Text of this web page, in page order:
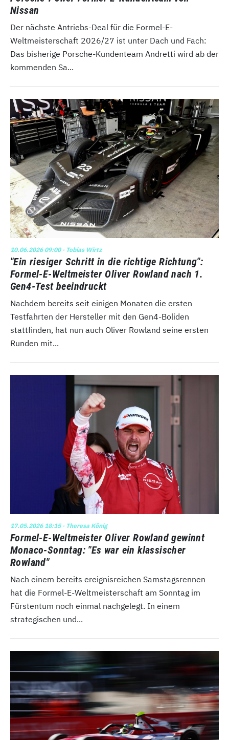
Nissan
Der nächste Antriebs-Deal für die Formel-E-
Weltmeisterschaft 2026/27 ist unter Dach und Fach:
Das bisherige Porsche-Kundenteam Andretti wird ab der
kommenden Sa...
10.06.2026 09:00· Tobias Wirtz
"Ein riesiger Schritt in die richtige Richtung":
Formel-E-Weltmeister Oliver Rowland nach 1.
Gen4-Test beeindruckt
Nachdem bereits seit einigen Monaten die ersten
Testfahrten der Hersteller mit den Gen4-Boliden
stattfinden, hat nun auch Oliver Rowland seine ersten
Runden mit...
17.05.2026 18:15· Theresa König
Formel-E-Weltmeister Oliver Rowland gewinnt
Monaco-Sonntag: "Es war ein klassischer
Rowland"
Nach einem bereits ereignisreichen Samstagsrennen
hat die Formel-E-Weltmeisterschaft am Sonntag im
Fürstentum noch einmal nachgelegt. In einem
strategischen und...